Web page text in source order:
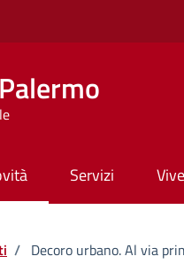
Servizi
/ Decoro urbano. Al via